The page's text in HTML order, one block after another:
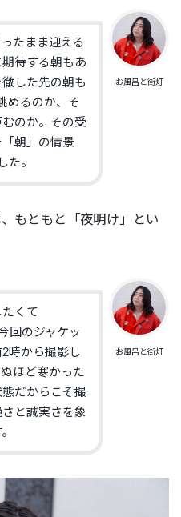
お風呂と街灯
たまま迎える
待する朝もあ
した先の朝も
めるのか、そ
のか。その受
朝」の情景
た。
もともと「夜明け」とい
お風呂と街灯
くて
回のジャケッ
時から撮影し
ほど寒かった
態だからこそ撮
と誠実さを象